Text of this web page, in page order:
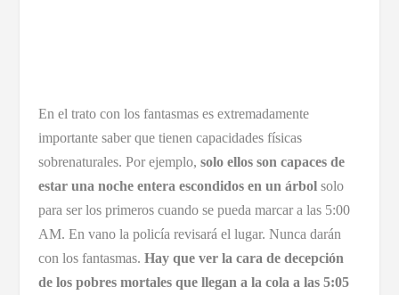
En el trato con los fantasmas es extremadamente
importante saber que tienen capacidades físicas
sobrenaturales. Por ejemplo, solo ellos son capaces de
estar una noche entera escondidos en un árbolsolo
para ser los primeros cuando se pueda marcar a las 5:00
AM. En vano la policía revisará el lugar. Nunca darán
con los fantasmas. Hay que ver la cara de decepción
de los pobres mortales que llegan a la cola a las 5:05